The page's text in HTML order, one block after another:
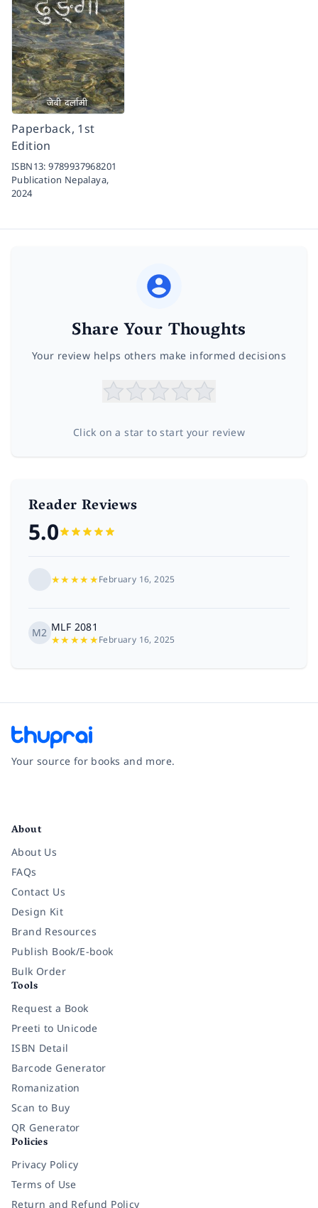
Paperback, 1st
Edition
ISBN13:9789937968201
Publication Nepalaya,
2024
Share Your Thoughts
Your review helps others make informed decisions
Click on a star to start your review
Reader Reviews
5.0
★★★★★February 16, 2025
M2 MLF 2081
★★★★★February 16, 2025
Your source for books and more.
About
About Us
FAQs
Contact Us
Design Kit
Brand Resources
Publish Book/E-book
Bulk Order
Tools
Request a Book
Preeti to Unicode
ISBN Detail
Barcode Generator
Romanization
Scan to Buy
QR Generator
Policies
Privacy Policy
Terms of Use
Return and Refund Policy